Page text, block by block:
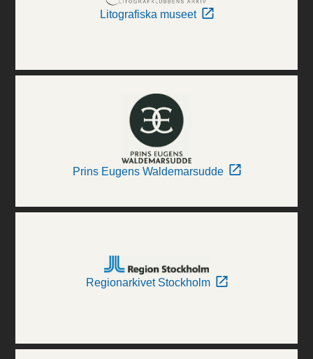
Litografiska museet
Prins Eugens Waldemarsudde
Regionarkivet Stockholm